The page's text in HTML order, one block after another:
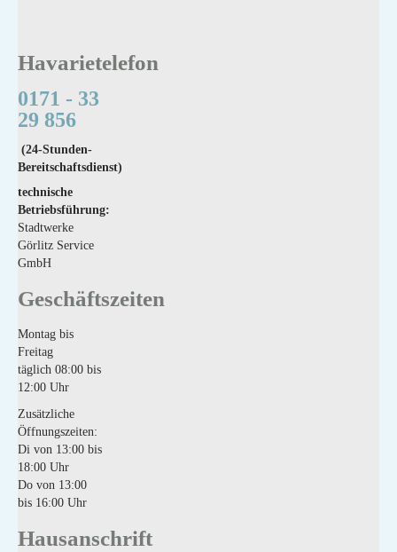
Havarietelefon
0171 - 33
29 856
(24-Stunden-
Bereitschaftsdienst)
technische
Betriebsführung:
Stadtwerke
Görlitz Service
GmbH
Geschäftszeiten
Montag bis
Freitag
täglich 08:00 bis
12:00 Uhr
Zusätzliche
Öffnungszeiten:
Di von 13:00 bis
18:00 Uhr
Do von 13:00
bis 16:00 Uhr
Hausanschrift